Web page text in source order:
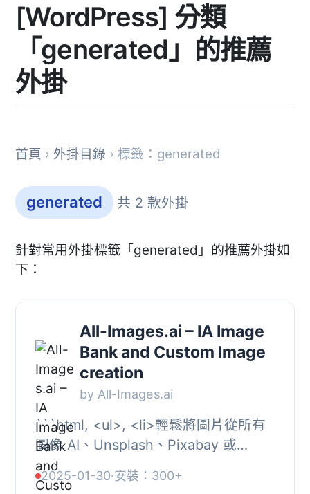
[WordPress] 分類
「generated」的推薦
外掛
首頁 › 外掛目錄 › 標籤：generated
generated 共 2 款外掛
針對常用外掛標籤「generated」的推薦外掛如
下：
All-Images.ai – IA Image
Bank and Custom Image
creation
by All-Images.ai
```html, <ul>, <li>輕鬆將圖片從所有
圖像 AI、Unsplash、Pixabay 或
Pexels 直接匯入到您的 WordPress 網
站，一切都在 WordPress 介面中進
2025-01-30·安裝：300+